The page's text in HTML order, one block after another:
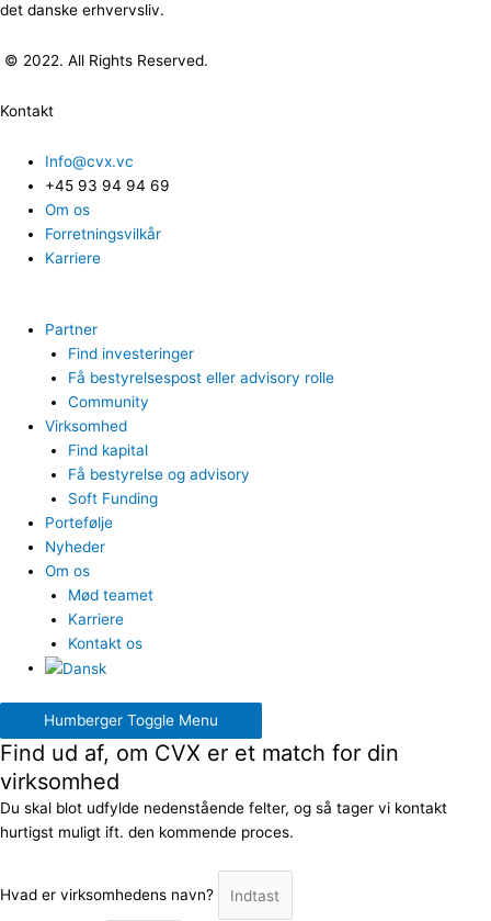
det danske erhvervsliv.
© 2022. All Rights Reserved.
Kontakt
Info@cvx.vc
+45 93 94 94 69
Om os
Forretningsvilkår
Karriere
Partner
Find investeringer
Få bestyrelsespost eller advisory rolle
Community
Virksomhed
Find kapital
Få bestyrelse og advisory
Soft Funding
Portefølje
Nyheder
Om os
Mød teamet
Karriere
Kontakt os
Humberger Toggle Menu
Find ud af, om CVX er et match for din
virksomhed
Du skal blot udfylde nedenstående felter, og så tager vi kontakt
hurtigst muligt ift. den kommende proces.
Hvad er virksomhedens navn?